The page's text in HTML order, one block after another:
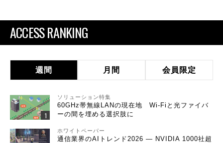
ACCESS RANKING
週間 月間 会員限定
ソリューション特集
60GHz帯無線LANの現在地 Wi-Fiと光ファイバ
ーの間を埋める選択肢に
ホワイトペーパー
通信業界のAIトレンド2026 ― NVIDIA 1000社超